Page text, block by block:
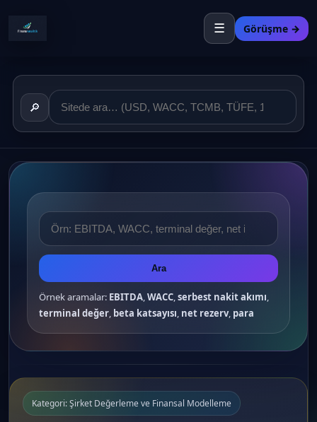
☰ Görüşme →
🔎
Ara
Örnek aramalar: EBITDA,WACC,serbest nakit akımı,
terminal değer, beta katsayısı, net rezerv, para
Kategori: Şirket Değerleme ve Finansal Modelleme